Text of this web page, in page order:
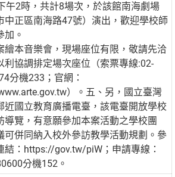
午2時，共計8場次，於該館南海劇場
中正區南海路47號）演出，歡迎學校師
加。
繪本音樂會，現場座位有限，敬請先洽
利協調排定場次座位（索票專線:02-
分機233；官網：
）。五、另，國立臺灣
近國立教育廣播電臺，該電臺開放學校
導覽，有意願參加本案活動之學校團
可併同納入校外參訪教學活動規劃。參
結：https://gov.tw/piW；申請專線：
分機152。